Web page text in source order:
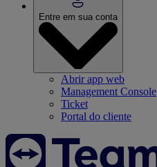
Entre em sua conta
Abrir app web
Management Console
Ticket
Portal do cliente